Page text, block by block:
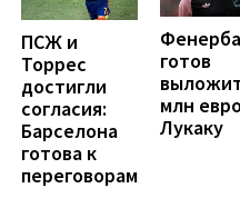
ПСЖ и
Торрес
достигли
согласия:
Барселона
готова к
переговорам
готов
млн
Лукаку